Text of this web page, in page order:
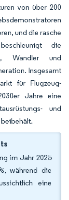
von über 200
und die rasche
die
Wandler und
Insgesamt
für Flugzeug-
Jahre eine
und
im Jahr 2025
während die
eine